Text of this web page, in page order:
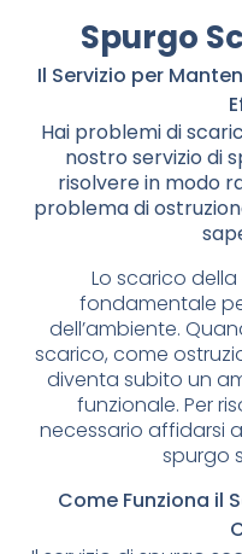
Spurgo
Il Servizio per
Hai problemi di
nostro servizio di
risolvere in modo
problema di
Lo scarico
fondamentale
dell’ambiente.
scarico, come
diventa subito un
funzionale. Per
necessario affidarsi
spurgo
Come Funziona il